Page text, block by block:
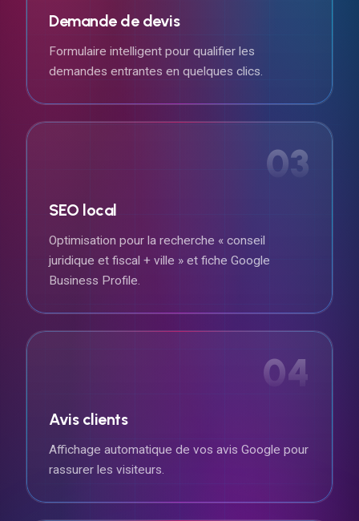
Demande de devis
Formulaire intelligent pour qualifier les
demandes entrantes en quelques clics.
03
SEO local
Optimisation pour la recherche « conseil
juridique et fiscal + ville » et fiche Google
Business Profile.
04
Avis clients
Affichage automatique de vos avis Google pour
rassurer les visiteurs.